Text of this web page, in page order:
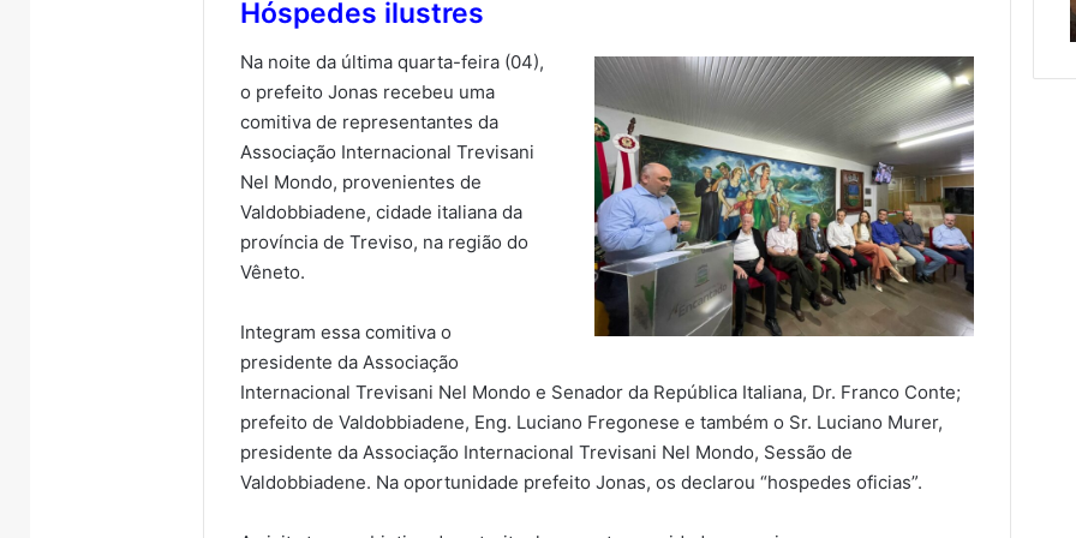
Hóspedes ilustres
Na noite da última quarta-feira (04),
o prefeito Jonas recebeu uma
comitiva de representantes da
Associação Internacional Trevisani
Nel Mondo, provenientes de
Valdobbiadene, cidade italiana da
província de Treviso, na região do
Vêneto.
Integram essa comitiva o
presidente da Associação
Internacional Trevisani Nel Mondo e Senador da República Italiana, Dr. Franco Conte;
prefeito de Valdobbiadene, Eng. Luciano Fregonese e também o Sr. Luciano Murer,
presidente da Associação Internacional Trevisani Nel Mondo, Sessão de
Valdobbiadene. Na oportunidade prefeito Jonas, os declarou “hospedes oficias”.
autismo
com autismo pelo SUS
em
Roca
Sales
e
fortalecimento
vínculos
fortalecimento de